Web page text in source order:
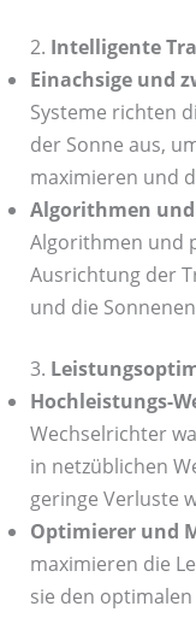
2. Intelligente
Einachsige und
Systeme richten
der Sonne aus,
maximieren und
Algorithmen und
Algorithmen und
Ausrichtung der
und die
3.
Hochleistungs-
Wechselrichter
in netzüblichen
geringe Verluste
Optimierer und
maximieren die
sie den